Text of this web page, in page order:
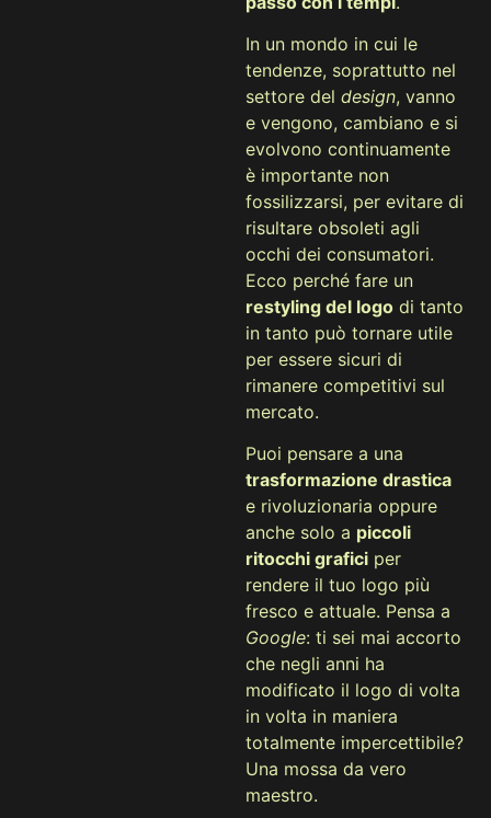
In un mondo in cui le
tendenze, soprattutto nel
settore del design, vanno
e vengono, cambiano e si
evolvono continuamente
è importante non
fossilizzarsi, per evitare di
risultare obsoleti agli
occhi dei consumatori.
Ecco perché fare un
restyling del logo di tanto
in tanto può tornare utile
per essere sicuri di
rimanere competitivi sul
mercato.
Puoi pensare a una
trasformazione drastica
e rivoluzionaria oppure
anche solo a piccoli
ritocchi grafici per
rendere il tuo logo più
fresco e attuale. Pensa a
Google: ti sei mai accorto
che negli anni ha
modificato il logo di volta
in volta in maniera
totalmente impercettibile?
Una mossa da vero
maestro.